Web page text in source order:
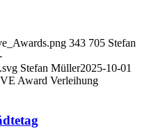
343 705 Stefan
Stefan Müller2025-10-01
Award Verleihung